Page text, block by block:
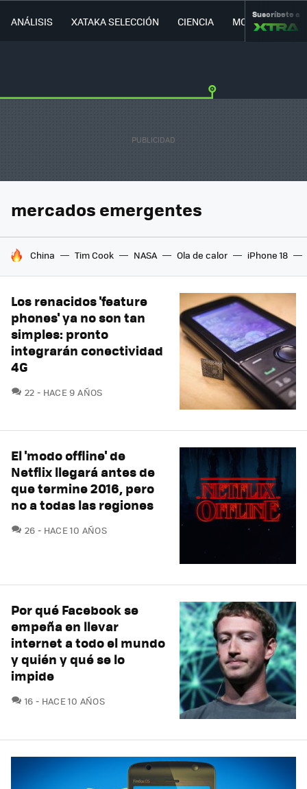
ANÁLISIS XATAKA SELECCIÓN CIENCIA MOVILIDAD
Suscríbete a
mercados emergentes
HOY SE HABLA DE
China Tim Cook NASA Ola de calor iPhone 18
Los renacidos 'feature
phones' ya no son tan
simples: pronto
integrarán conectividad
4G
22 COMENTARIOS
HACE 9 AÑOS
El 'modo offline' de
Netflix llegará antes de
que termine 2016, pero
no a todas las regiones
26 COMENTARIOS
HACE 10 AÑOS
Por qué Facebook se
empeña en llevar
internet a todo el mundo
y quién y qué se lo
impide
16 COMENTARIOS
HACE 10 AÑOS